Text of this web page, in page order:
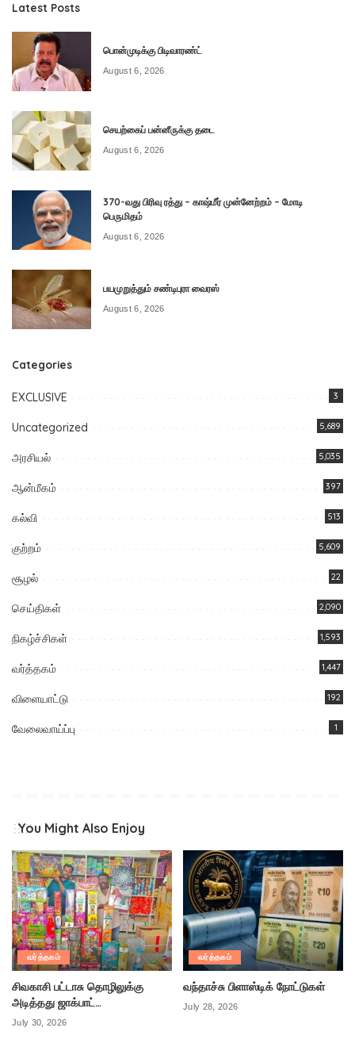
Latest Posts
பொன்முடிக்கு பிடிவாரண்ட்
August 6, 2026
செயற்கைப் பன்னீருக்கு தடை
August 6, 2026
370-வது பிரிவு ரத்து – காஷ்மீர் முன்னேற்றம் – மோடி
பெருமிதம்
August 6, 2026
பயமுறுத்தும் சண்டிபுரா வைரஸ்
August 6, 2026
Categories
EXCLUSIVE 3
Uncategorized 5,689
அரசியல் 5,035
ஆன்மீகம் 397
கல்வி 513
குற்றம் 5,609
சூழல் 22
செய்திகள் 2,090
நிகழ்ச்சிகள் 1,593
வர்த்தகம் 1,447
விளையாட்டு 192
வேலைவாய்ப்பு 1
You Might Also Enjoy
வர்த்தகம்
சிவகாசி பட்டாசு தொழிலுக்கு
அடித்தது ஜாக்பாட்…
July 30, 2026
வர்த்தகம்
வந்தாச்சு பிளாஸ்டிக் நோட்டுகள்
July 28, 2026